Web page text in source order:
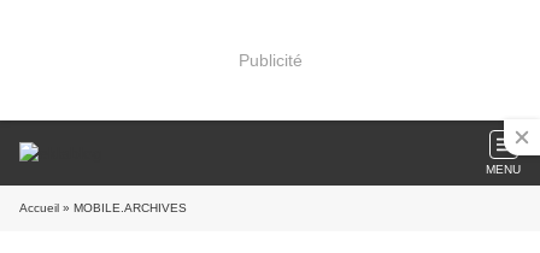
Publicité
MENU
Accueil » MOBILE.ARCHIVES